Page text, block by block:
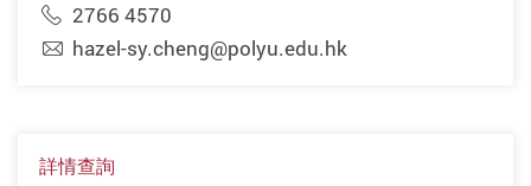
2766 4570
hazel-sy.cheng@polyu.edu.hk
詳情查詢